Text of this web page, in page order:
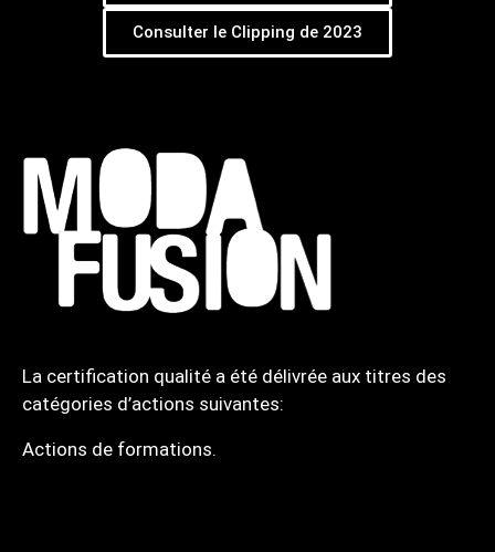
Consulter le Clipping de 2023
La certification qualité a été délivrée aux titres des
catégories d’actions suivantes:
Actions de formations.